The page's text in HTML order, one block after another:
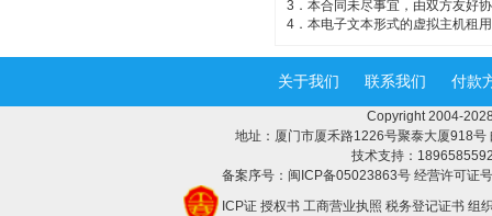
3．本合同未尽事宜，由双方友好
4．本电子文本形式的虚拟主机租
关于我们 联系我们 付款
Copyright 2004-
地址：厦门市厦禾路1226号聚泰大厦918
技术支持：
备案序号：闽ICP备05023863号 经营许可证
ICP证 授权书 工商营业执照 税务登记证书 组